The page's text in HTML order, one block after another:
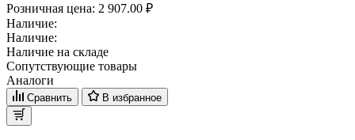
Розничная цена: 2 907.00 ₽
Наличие:
Наличие:
Наличие на складе
Сопутствующие товары
Аналоги
Сравнить В избранное